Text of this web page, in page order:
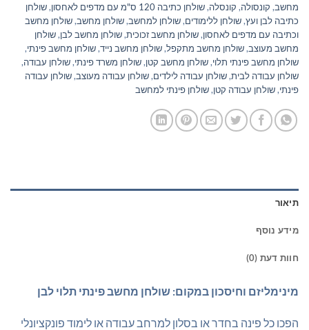
מחשב, קונסולה, קונסלה,שולחן כתיבה 120 ס"מ עם מדפים לאחסון ,שולחן
כתיבה לבן ועץ,שולחן ללימודים,שולחן למחשב,שולחן מחשב,שולחן מחשב
וכתיבה עם מדפים לאחסון,שולחן מחשב זכוכית,שולחן מחשב לבן,שולחן
מחשב מעוצב,שולחן מחשב מתקפל,שולחן מחשב נייד,שולחן מחשב פינתי,
שולחן מחשב פינתי תלוי,שולחן מחשב קטן,שולחן משרד פינתי,שולחן עבודה,
שולחן עבודה לבית,שולחן עבודה לילדים,שולחן עבודה מעוצב,שולחן עבודה
פינתי,שולחן עבודה קטן,שולחן פינתי למחשב
תיאור
מידע נוסף
חוות דעת (0)
מינימליזם וחיסכון במקום: שולחן מחשב פינתי תלוי לבן
הפכו כל פינה בחדר או בסלון למרחב עבודה או לימוד פונקציונלי